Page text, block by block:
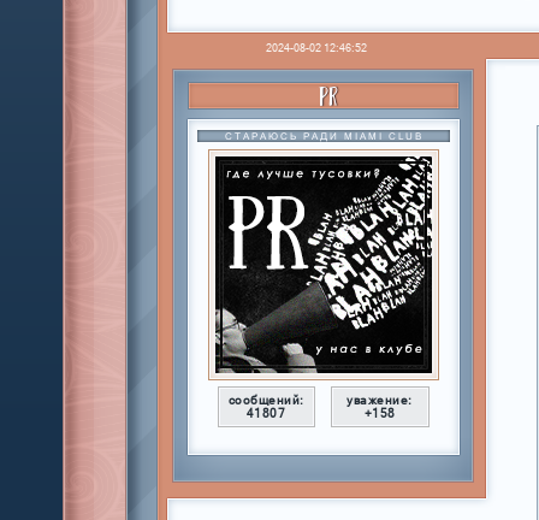
2024-08-02 12:46:52
PR
СТАРАЮСЬ РАДИ MIAMI CLUB
сообщений:
41807
уважение:
+158